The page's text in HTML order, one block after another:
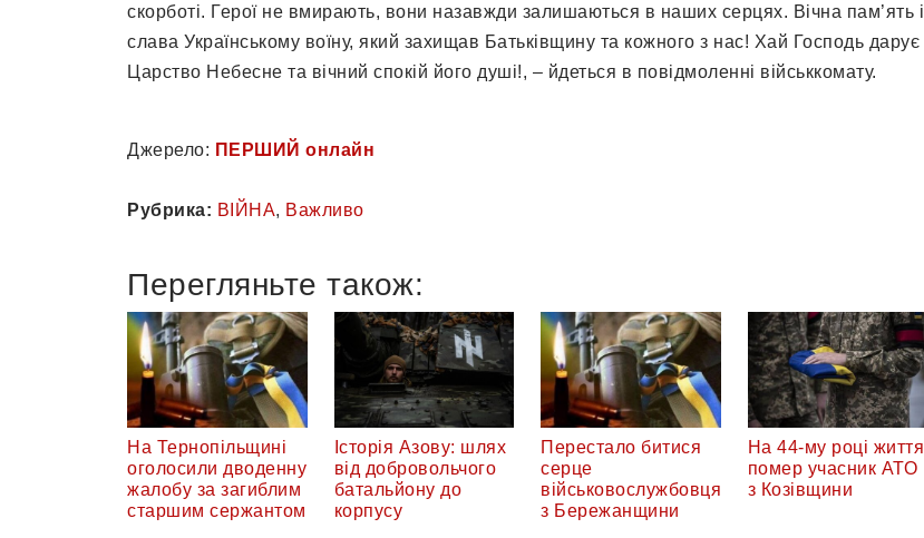
скорботі. Герої не вмирають, вони назавжди залишаються в наших серцях. Вічна пам’ять і
слава Українському воїну, який захищав Батьківщину та кожного з нас! Хай Господь дарує
Царство Небесне та вічний спокій його душі!, – йдеться в повідмоленні військкомату.
Джерело: ПЕРШИЙ онлайн
Рубрика: ВІЙНА, Важливо
Перегляньте також:
На Тернопільщині
оголосили дводенну
жалобу за загиблим
старшим сержантом
Історія Азову: шлях
від добровольчого
батальйону до
корпусу
Перестало битися
серце
військовослужбовця
з Бережанщини
На 44-му році життя
помер учасник АТО
з Козівщини